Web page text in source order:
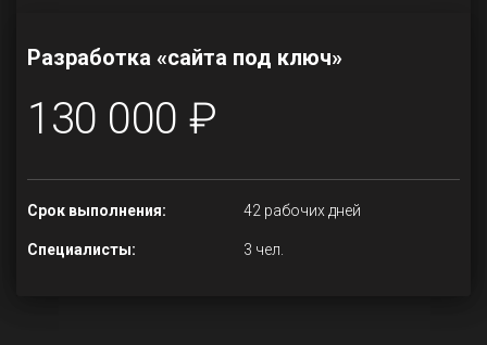
Разработка «сайта под ключ»
130 000 ₽
Срок выполнения: 42 рабочих дней
Специалисты: 3 чел.